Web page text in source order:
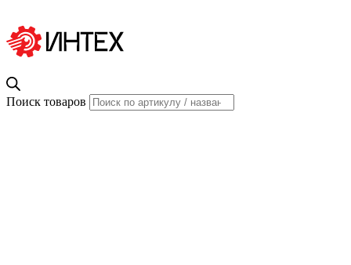
Поиск товаров